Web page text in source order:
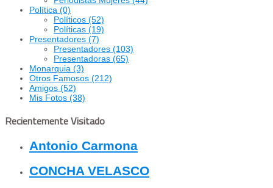
Política (0)
Políticos (52)
Políticas (19)
Presentadores (7)
Presentadores (103)
Presentadoras (65)
Monarquia (3)
Otros Famosos (212)
Amigos (52)
Mis Fotos (38)
Recientemente Visitado
Antonio Carmona
CONCHA VELASCO